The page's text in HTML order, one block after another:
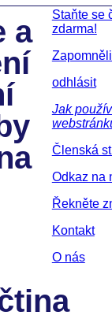
Staňte se
zdarma!
odhlásit
Jak
Členská
Odkaz na
Řekněte
Kontakt
O nás
a